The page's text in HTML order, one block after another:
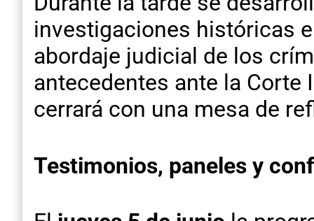
investigaciones históricas
abordaje judicial de los
antecedentes ante la Corte
cerrará con una mesa de
Testimonios, paneles y